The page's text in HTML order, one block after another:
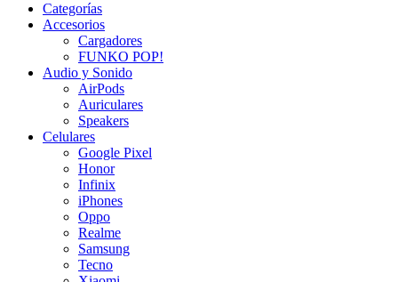
Categorías
Accesorios
Cargadores
FUNKO POP!
Audio y Sonido
AirPods
Auriculares
Speakers
Celulares
Google Pixel
Honor
Infinix
iPhones
Oppo
Realme
Samsung
Tecno